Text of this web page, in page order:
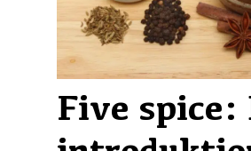
Five spice: